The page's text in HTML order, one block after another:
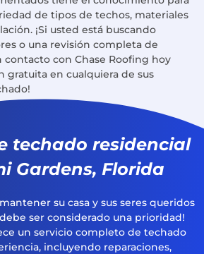
de tipos de techos, materiales
¡Si usted está buscando
o una revisión completa de
contacto con Chase Roofing hoy
gratuita en cualquiera de sus
techado residencial
Gardens, Florida
su casa y sus seres queridos
ser considerado una prioridad!
un servicio completo de techado
incluyendo reparaciones,